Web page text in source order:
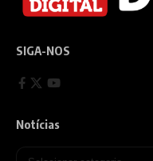
SIGA-NOS
Notícias